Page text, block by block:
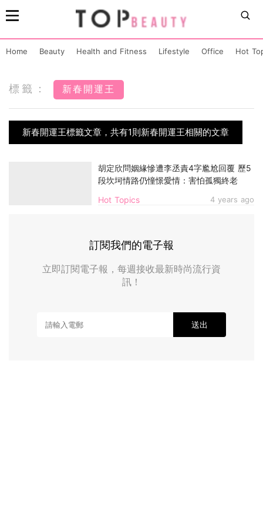
Home Beauty Health and Fitness Lifestyle Office Hot
標籤： 新春開運王
新春開運王標籤文章，共有1則新春開運王相關的文章
Hot Topics 4 years ago
胡定欣問姻緣慘遭李丞責4字尷尬回覆 歷5
段坎坷情路仍憧憬愛情：害怕孤獨終老
訂閱我們的電子報
立即訂閱電子報，每週接收最新時尚流行資
訊！
送出